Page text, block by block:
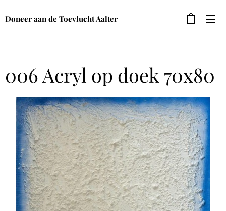
Doneer aan de Toevlucht Aalter
006 Acryl op doek 70x80